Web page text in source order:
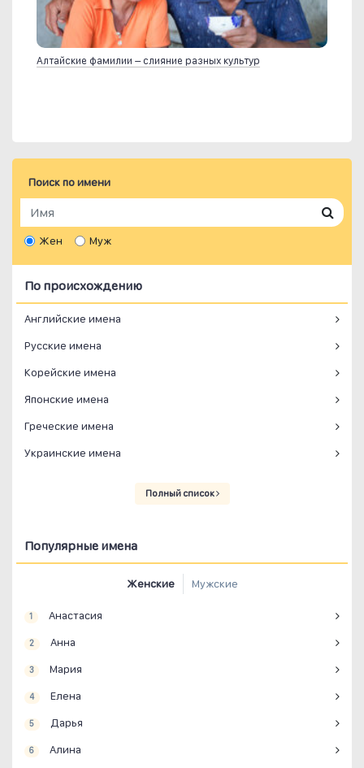
Алтайские фамилии – слияние разных культур
Поиск по имени
Жен Муж
По происхождению
Английские имена
Русские имена
Корейские имена
Японские имена
Греческие имена
Украинские имена
Полный список
Популярные имена
Женские Мужские
1 Анастасия
2 Анна
3 Мария
4 Елена
5 Дарья
6 Алина